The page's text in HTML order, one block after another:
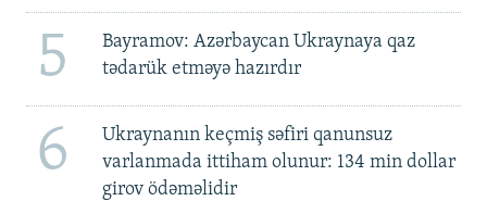
5
Bayramov: Azərbaycan Ukraynaya qaz
tədarük etməyə hazırdır
6
Ukraynanın keçmiş səfiri qanunsuz
varlanmada ittiham olunur: 134 min dollar
girov ödəməlidir